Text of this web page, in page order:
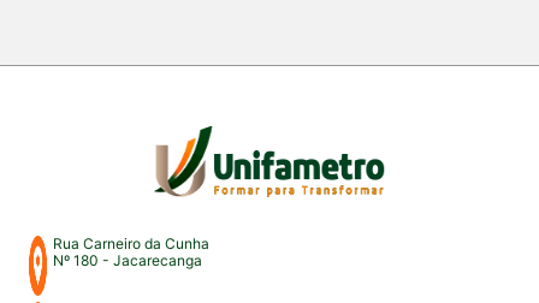
professores, profissionais do Direito e convidados
Rua Carneiro da Cunha
Nº 180 - Jacarecanga